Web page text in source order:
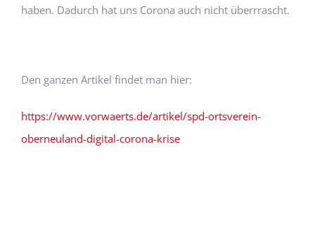
haben. Dadurch hat uns Corona auch nicht überrrascht.
Den ganzen Artikel findet man hier:
https://www.vorwaerts.de/artikel/spd-ortsverein-
oberneuland-digital-corona-krise